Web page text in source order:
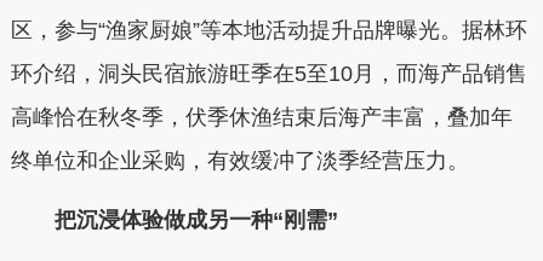
区，参与“渔家厨娘”等本地活动提升品牌曝光。据林环
环介绍，洞头民宿旅游旺季在5至10月，而海产品销售
高峰恰在秋冬季，伏季休渔结束后海产丰富，叠加年
终单位和企业采购，有效缓冲了淡季经营压力。
把沉浸体验做成另一种“刚需”